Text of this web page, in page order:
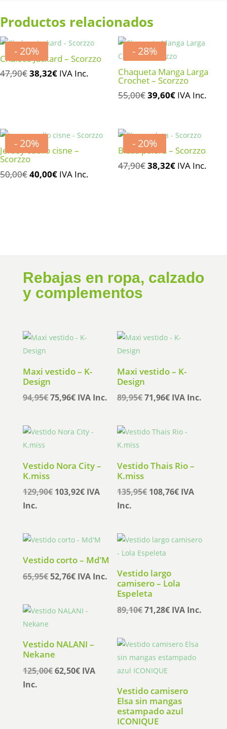
Productos relacionados
- 20%
Chaleco Jackard – Scorzzo
47,90€El
38,32€ElIVA Inc.
- 28%
Chaqueta Manga Larga
Crochet – Scorzzo
55,00€El
era:
55,00€.
39,60€El
es:
39,60€.
IVA Inc.
- 20%
Jersey cuello cisne –
Scorzzo
50,00€El
40,00€ElIVA Inc.
- 20%
Blusa polera – Scorzzo
47,90€El
38,32€ElIVA Inc.
Rebajas en ropa, calzado
y complementos
Maxi vestido – K-
Design
94,95€El
era:
75,96€El
es:
IVA Inc.
Maxi vestido – K-
Design
89,95€El
era:
71,96€El
es:
IVA Inc.
Vestido Nora City –
K.miss
129,90€ El
129,90€.
103,92€El
103,92€.
IVA
Inc.
Vestido Thais Rio –
K.miss
135,95€ El
135,95€.
108,76€El
108,76€.
IVA
Inc.
Vestido corto – Md’M
65,95€El
era:
52,76€El
es:
IVA Inc.
Vestido largo
camisero – Lola
Espeleta
89,10€El
era:
89,10€.
71,28€El
es:
71,28€.
IVA Inc.
Vestido NALANI –
Nekane
125,00€El
62,50€ElIVA
Inc.
Vestido camisero
Elsa sin mangas
estampado azul
ICONIQUE